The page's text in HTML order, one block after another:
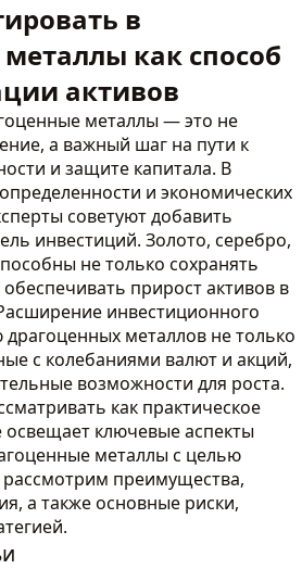
в
как способ
активов
металлы — это не
а важный шаг на пути к
и защите капитала. В
и экономических
советуют добавить
инвестиций. Золото, серебро,
не только сохранять
прирост активов в
инвестиционного
металлов не только
с колебаниями валют и акций,
возможности для роста.
как практическое
освещает ключевые аспекты
металлы с целью
преимущества,
а также основные риски,